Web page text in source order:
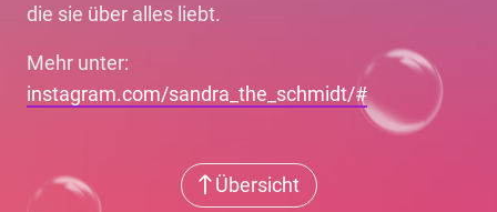
die sie über alles liebt.
Mehr unter:
instagram.com/sandra_the_schmidt/#
Übersicht